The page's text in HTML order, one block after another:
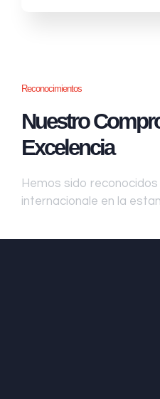
Reconocimientos
Nuestro
Excelencia
Hemos sido
internacionale en la